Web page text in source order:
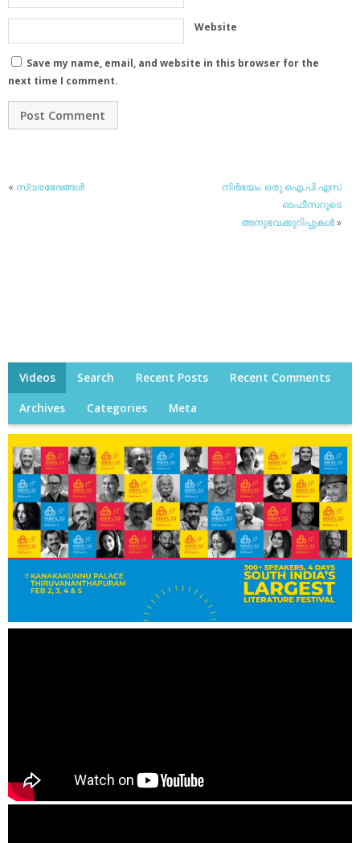
Website
Save my name, email, and website in this browser for the
next time I comment.
« സ്വരഭേദങ്ങള്‍
നിര്‍ഭയം: ഒരു ഐ.പി.എസ്
ഓഫീസറുടെ
അനുഭവക്കുറിപ്പുകള്‍»
Videos Search Recent Posts Recent Comments
Archives Categories Meta